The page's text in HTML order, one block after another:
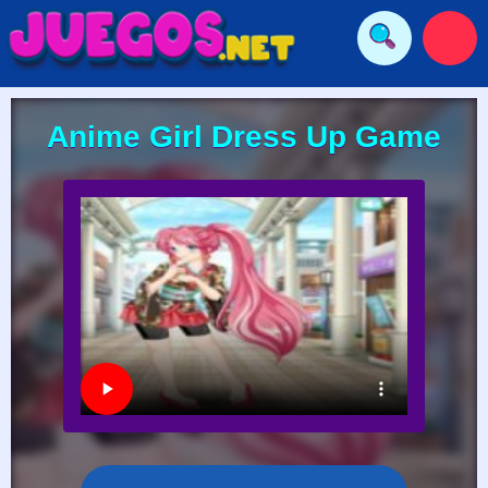
Anime Girl Dress Up Game